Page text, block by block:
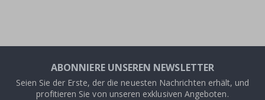
ABONNIERE UNSEREN NEWSLETTER
Seien Sie der Erste, der die neuesten Nachrichten erhält, und
profitieren Sie von unseren exklusiven Angeboten.